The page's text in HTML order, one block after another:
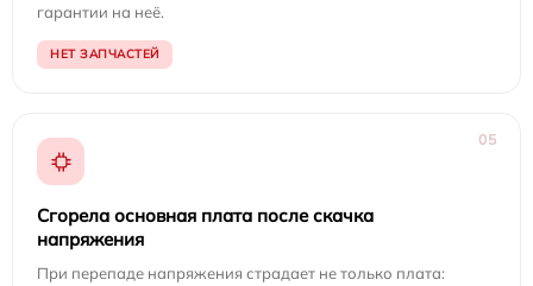
гарантии на неё.
НЕТ ЗАПЧАСТЕЙ
05
Сгорела основная плата после скачка
напряжения
При перепаде напряжения страдает не только плата: